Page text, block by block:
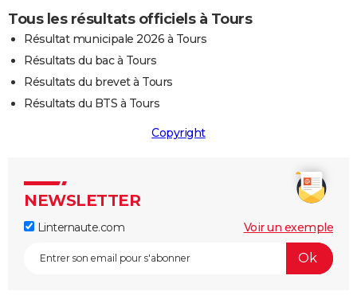
Tous les résultats officiels à Tours
Résultat municipale 2026 à Tours
Résultats du bac à Tours
Résultats du brevet à Tours
Résultats du BTS à Tours
Copyright
NEWSLETTER
Linternaute.com Voir un exemple